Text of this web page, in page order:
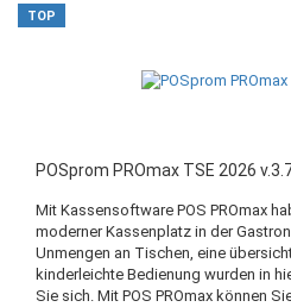
TOP
POSprom PROmax TSE 2026
Mit Kassensoftware POS PROmax
moderner Kassenplatz in der
Unmengen an Tischen, eine
kinderleichte Bedienung wurden in
Sie sich. Mit POS PROmax können